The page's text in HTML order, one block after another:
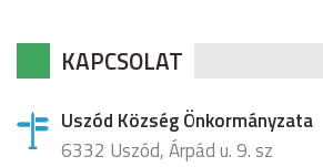
KAPCSOLAT
Uszód Község Önkormányzata
6332 Uszód, Árpád u. 9. sz